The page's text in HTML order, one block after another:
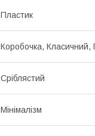
Пластик
Коробочка, Класичний,
Сріблястий
Мінімалізм